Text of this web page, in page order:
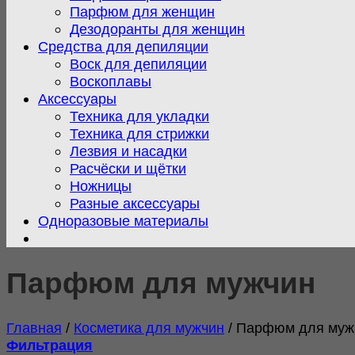
Парфюм для женщин
Дезодоранты для женщин
Средства для депиляции
Воск для депиляции
Воскоплавы
Аксессуары
Техника для укладки
Техника для стрижки
Лезвия и насадки
Расчёски и щётки
Ножницы
Разные аксессуары
Одноразовые материалы
Парфюм для мужчин
Главная / Косметика для мужчин / Парфюм для
Фильтрация